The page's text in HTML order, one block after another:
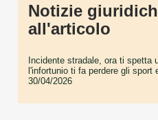
Notizie
all'articolo
Incidente stradale, ora ti spetta
l'infortunio ti fa perdere gli sport
30/04/2026